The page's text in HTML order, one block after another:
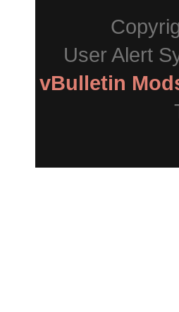
User Alert
vBulletin